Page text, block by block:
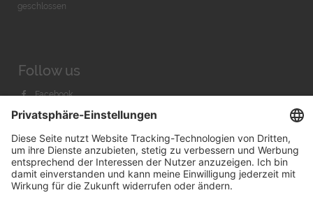
geschlossen
Follow us
Facebook
Instagram
Youtube